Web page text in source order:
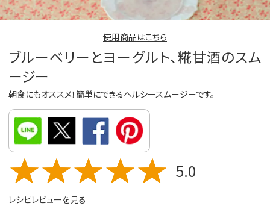
使用商品はこちら
ブルーベリーとヨーグルト、糀甘酒のスム
ージー
朝食にもオススメ！簡単にできるヘルシースムージーです。
5.0
レシピレビューを見る